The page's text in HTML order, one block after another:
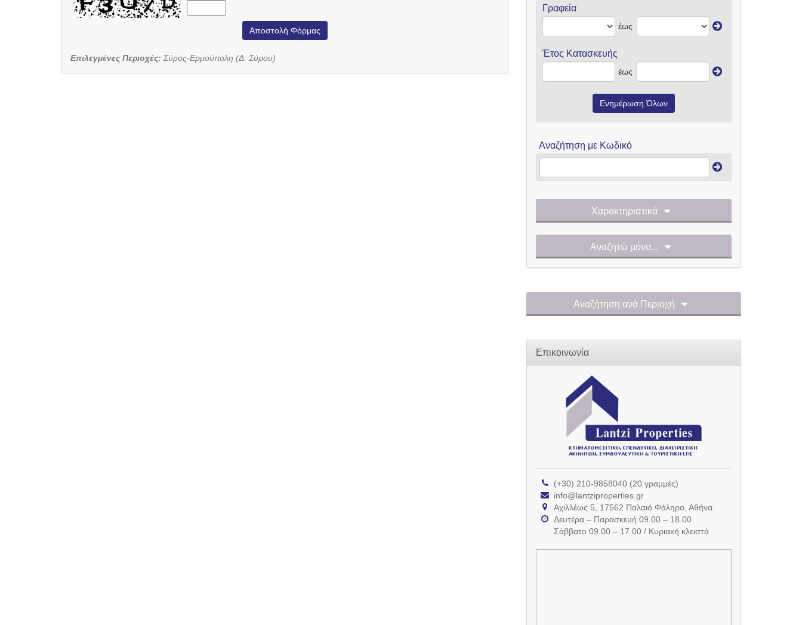
Αποστολή Φόρμας
Επιλεγμένες Περιοχές: Σύρος-Ερμούπολη (Δ. Σύρου)
Γραφεία
έως
Έτος Κατασκευής
έως
Ενημέρωση Όλων
Αναζήτηση με Κωδικό
Χαρακτηριστικά
Αναζητώ μόνο...
Αναζήτηση ανά Περιοχή
Επικοινωνία
(+30) 210-9858040 (20 γραμμές)
info@lantziproperties.gr
Αχιλλέως 5, 17562 Παλαιό Φάληρο, Αθήνα
Δευτέρα – Παρασκευή 09.00 – 18.00
Σάββατο 09.00 – 17.00 / Κυριακή κλειστά